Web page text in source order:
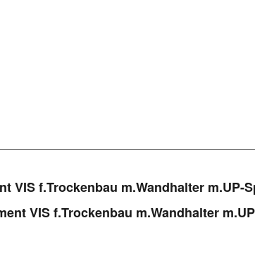
VIS f.Trockenbau m.Wandhalter m.UP-
VIS f.Trockenbau m.Wandhalter